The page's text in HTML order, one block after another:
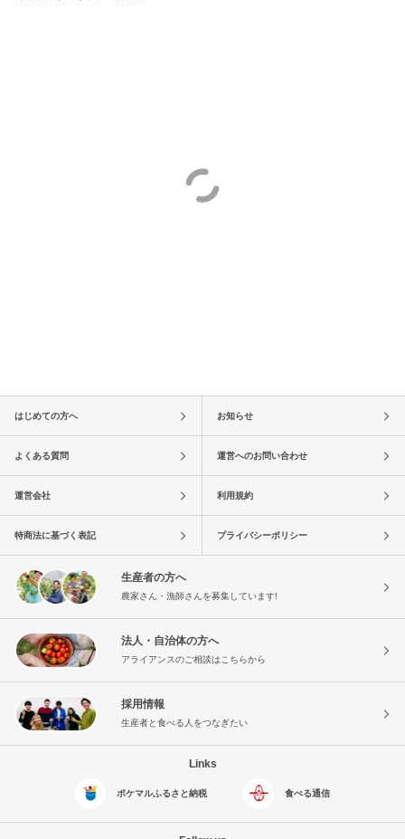
はじめての方へ お知らせ
よくある質問 運営へのお問い合わせ
運営会社 利用規約
特商法に基づく表記 プライバシーポリシー
生産者の方へ
農家さん・漁師さんを募集しています!
法人・自治体の方へ
アライアンスのご相談はこちらから
採用情報
生産者と食べる人をつなぎたい
Links
ポケマルふるさと納税 食べる通信